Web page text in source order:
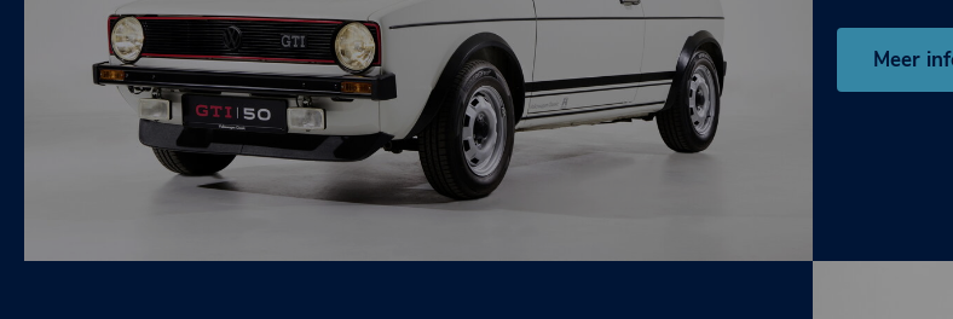
Meer